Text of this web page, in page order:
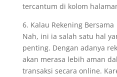
tercantum di kolom
6. Kalau Rekening Bersama
Nah, ini ia salah satu hal
penting. Dengan adanya
akan merasa lebih aman
transaksi secara online.